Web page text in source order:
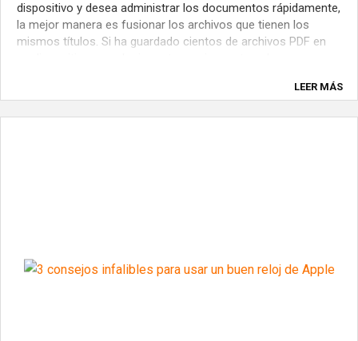
dispositivo y desea administrar los documentos rápidamente,
la mejor manera es fusionar los archivos que tienen los
mismos títulos. Si ha guardado cientos de archivos PDF en
LEER MÁS